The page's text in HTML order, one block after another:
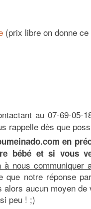
(prix libre on donne
au 07-69-05-
rappelle dès que
en
bébé et si vous
à nous communiquer
que notre réponse
alors aucun moyen
peu ! ;)